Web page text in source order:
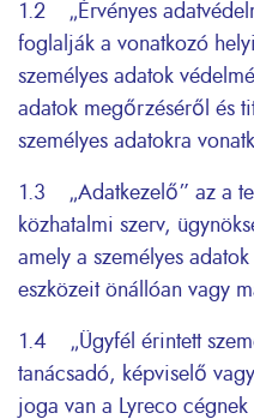
1.2 „Érvényes
foglalják a vonatkozó
személyes adatok
adatok megőrzéséről és
személyes adatokra
1.3 „Adatkezelő” az a
közhatalmi szerv,
amely a személyes
eszközeit önállóan vagy
1.4 „Ügyfél érintett
tanácsadó, képviselő
joga van a Lyreco